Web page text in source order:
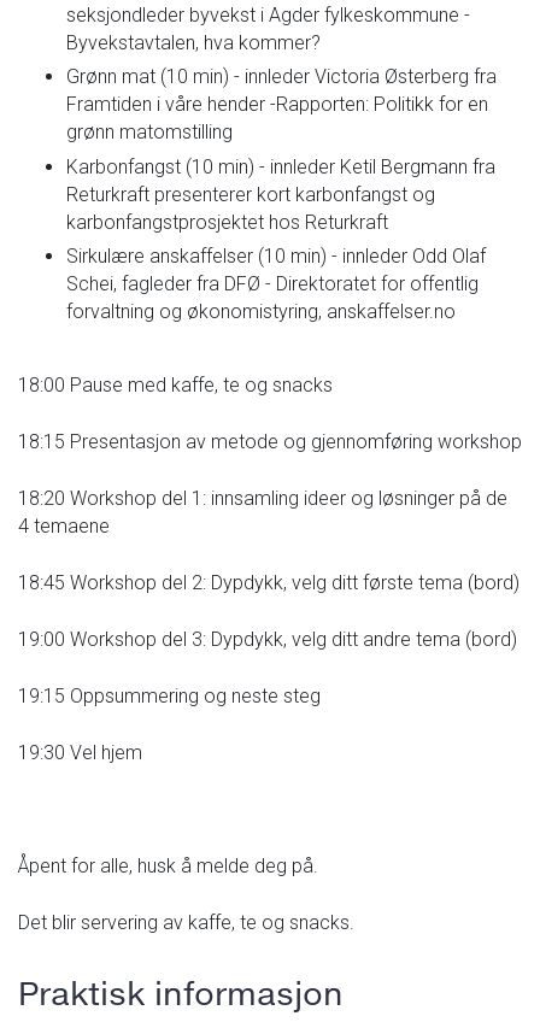
seksjondleder byvekst i Agder fylkeskommune -
Byvekstavtalen, hva kommer?
Grønn mat (10 min) - innleder Victoria Østerberg fra
Framtiden i våre hender -Rapporten: Politikk for en
grønn matomstilling
Karbonfangst (10 min) - innleder Ketil Bergmann fra
Returkraft presenterer kort karbonfangst og
karbonfangstprosjektet hos Returkraft
Sirkulære anskaffelser (10 min) - innleder Odd Olaf
Schei, fagleder fra DFØ - Direktoratet for offentlig
forvaltning og økonomistyring, anskaffelser.no
18:00 Pause med kaffe, te og snacks
18:15 Presentasjon av metode og gjennomføring workshop
18:20 Workshop del 1: innsamling ideer og løsninger på de
4 temaene
18:45 Workshop del 2: Dypdykk, velg ditt første tema (bord)
19:00 Workshop del 3: Dypdykk, velg ditt andre tema (bord)
19:15 Oppsummering og neste steg
19:30 Vel hjem
Åpent for alle, husk å melde deg på.
Det blir servering av kaffe, te og snacks.
Praktisk informasjon